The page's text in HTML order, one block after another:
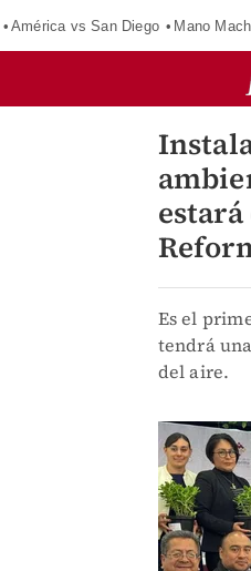
América vs San Diego Mano
Es el
tendrá
del aire.